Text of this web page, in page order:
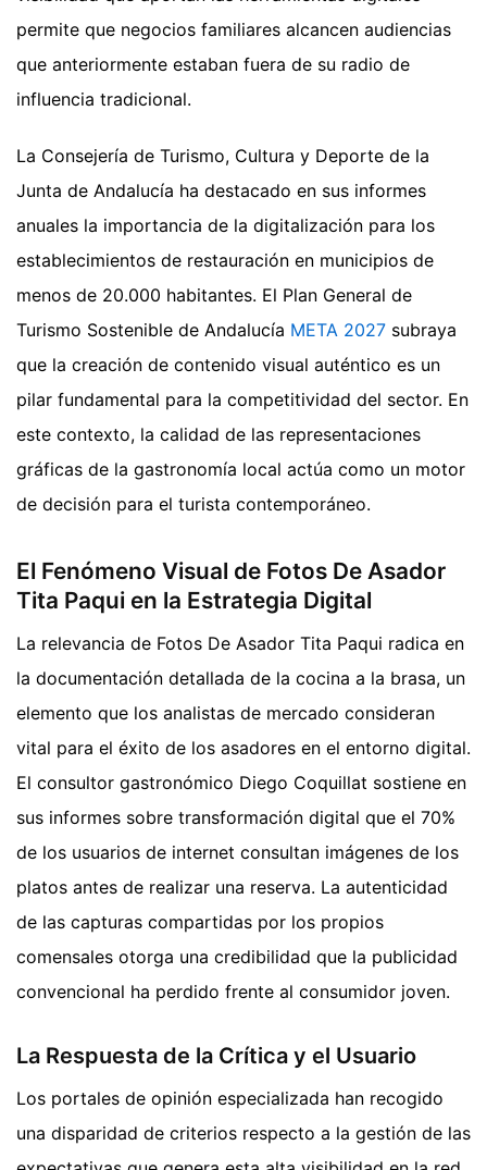
permite que negocios familiares alcancen audiencias
que anteriormente estaban fuera de su radio de
influencia tradicional.
La Consejería de Turismo, Cultura y Deporte de la
Junta de Andalucía ha destacado en sus informes
anuales la importancia de la digitalización para los
establecimientos de restauración en municipios de
menos de 20.000 habitantes. El Plan General de
Turismo Sostenible de Andalucía META 2027 subraya
que la creación de contenido visual auténtico es un
pilar fundamental para la competitividad del sector. En
este contexto, la calidad de las representaciones
gráficas de la gastronomía local actúa como un motor
de decisión para el turista contemporáneo.
El Fenómeno Visual de Fotos De Asador
Tita Paqui en la Estrategia Digital
La relevancia de Fotos De Asador Tita Paqui radica en
la documentación detallada de la cocina a la brasa, un
elemento que los analistas de mercado consideran
vital para el éxito de los asadores en el entorno digital.
El consultor gastronómico Diego Coquillat sostiene en
sus informes sobre transformación digital que el 70%
de los usuarios de internet consultan imágenes de los
platos antes de realizar una reserva. La autenticidad
de las capturas compartidas por los propios
comensales otorga una credibilidad que la publicidad
convencional ha perdido frente al consumidor joven.
La Respuesta de la Crítica y el Usuario
Los portales de opinión especializada han recogido
una disparidad de criterios respecto a la gestión de las